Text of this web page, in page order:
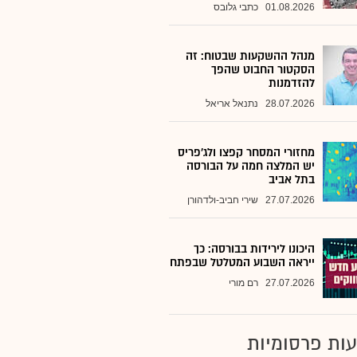
01.08.2026 כתבי גלובס
מנהל ההשקעות שבטוח: זה
הסקטור החבוט שהפך
להזדמנות
28.07.2026 נתנאל אריאל
מחזורי המסחר קפצו ולג'פריס
יש המלצה חמה על הבורסה
בתל אביב
27.07.2026 שירי חביב-ולדהורן
היכונו לירידות בבורסה: כך
ייראה השבוע המטלטל שבפתח
27.07.2026 רם מורי
פרסומיות